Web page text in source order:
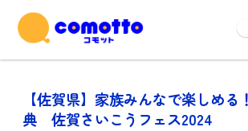
【佐賀県】家族みんなで楽しめる
典 佐賀さいこうフェス2024